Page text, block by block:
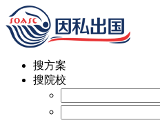
搜方案
搜院校